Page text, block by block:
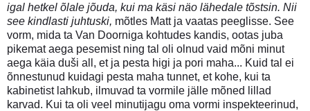
igal hetkel õlale jõuda, kui ma käsi näo lähedale tõstsin. Nii
see kindlasti juhtuski, mõtles Matt ja vaatas peeglisse. See
vorm, mida ta Van Doorniga kohtudes kandis, ootas juba
pikemat aega pesemist ning tal oli olnud vaid mõni minut
aega käia duši all, et ja pesta higi ja pori maha... Kuid tal ei
õnnestunud kuidagi pesta maha tunnet, et kohe, kui ta
kabinetist lahkub, ilmuvad ta vormile jälle mõned lillad
karvad. Kui ta oli veel minutijagu oma vormi inspekteerinud,